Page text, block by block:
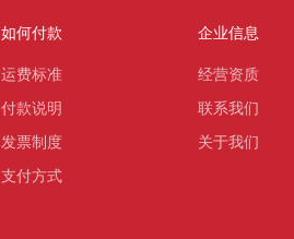
如何付款
运费标准
付款说明
发票制度
支付方式
企业信息
经营资质
联系我们
关于我们